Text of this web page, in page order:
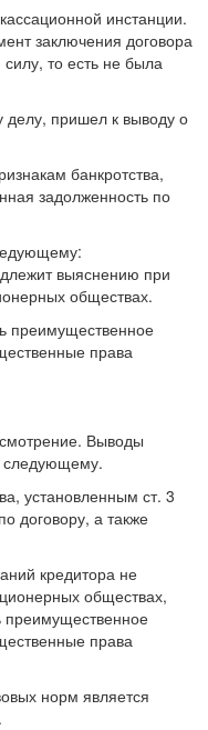
инстанции.
заключения договора
то есть не была
пришел к выводу о
банкротства,
задолженность по
выяснению при
обществах.
преимущественное
права
Выводы
следующему.
установленным ст. 3
договору, а также
кредитора не
обществах,
преимущественное
права
норм является